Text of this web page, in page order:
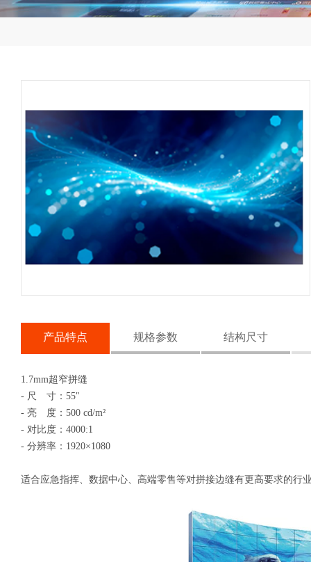
产品特点 规格参数 结构尺寸
1.7mm超窄拼缝
- 尺 寸：55"
- 亮 度：500 cd/m²
- 对比度：4000:1
- 分辨率：1920×1080
适合应急指挥、数据中心、高端零售等对拼接边缝有更高要求的